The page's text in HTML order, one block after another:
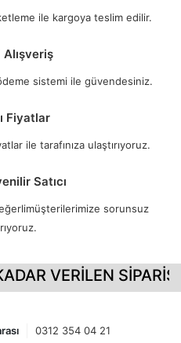
ile kargoya teslim edilir.
sistemi ile güvendesiniz.
Fiyatlar
ile tarafınıza ulaştırıyoruz.
Satıcı
sorunsuz
VERİLEN
0312 354 04 21